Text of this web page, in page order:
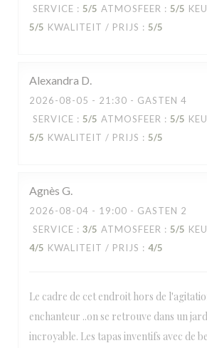
SERVICE : 5/5 ATMOSFEER : 5/5
5/5 KWALITEIT / PRIJS : 5/5
Alexandra D
2026-08-05 - 21:30 - GASTEN 4
SERVICE : 5/5 ATMOSFEER : 5/5
5/5 KWALITEIT / PRIJS : 5/5
Agnès G
2026-08-04 - 19:00 - GASTEN 2
SERVICE : 3/5 ATMOSFEER : 5/5
4/5 KWALITEIT / PRIJS : 4/5
Le cadre de cet endroit hors de
enchanteur ..on se retrouve dans un
incroyable. Les tapas inventifs avec de